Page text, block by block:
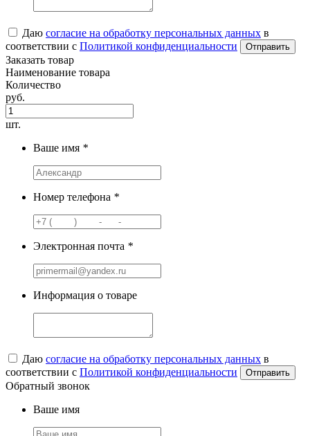
Даю согласие на обработку персональных данных в
соответствии с Политикой конфиденциальности
Заказать товар
Наименование товара
Количество
руб.
шт.
Ваше имя *
Номер телефона *
Электронная почта *
Информация о товаре
Даю согласие на обработку персональных данных в
соответствии с Политикой конфиденциальности
Обратный звонок
Ваше имя